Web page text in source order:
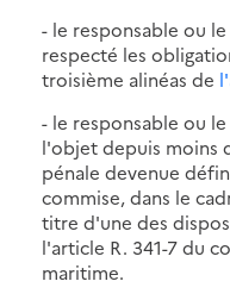
- le responsable ou
respecté les
troisième alinéas de
- le responsable ou
l'objet depuis moins
pénale devenue
commise, dans le
titre d'une des
l'article R. 341-7 du
maritime.